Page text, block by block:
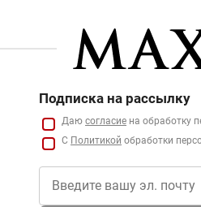
Подписка на рассылку
Даю согласие на обработку
С Политикой обработки